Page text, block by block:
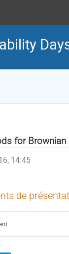
for
14:45
de